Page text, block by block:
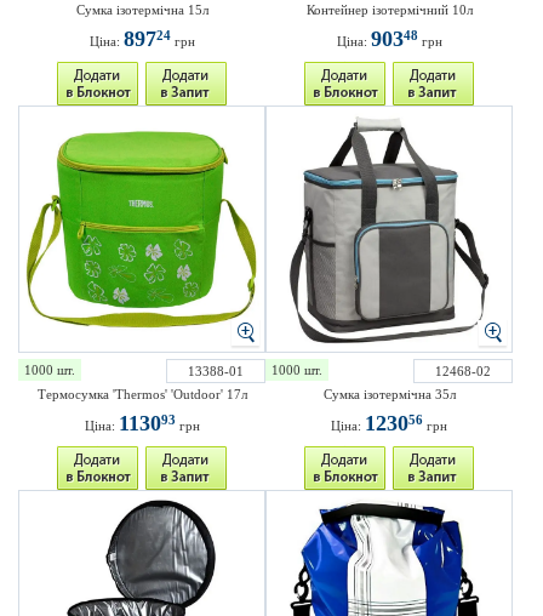
Сумка ізотермічна 15л
Ціна: 89724грн
Контейнер ізотермічний 10л
Ціна: 90348грн
1000 шт.
13388-01
Термосумка 'Thermos' 'Outdoor' 17л
Ціна: 113093 грн
1000 шт.
12468-02
Сумка ізотермічна 35л
Ціна: 123056 грн